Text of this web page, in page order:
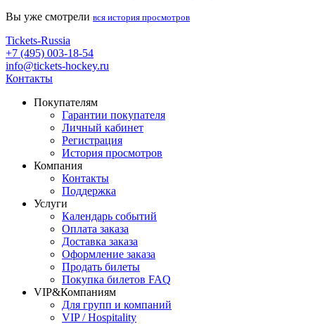
Вы уже смотрели вся история просмотров
Tickets-Russia
+7 (495) 003-18-54
info@tickets-hockey.ru
Контакты
Покупателям
Гарантии покупателя
Личный кабинет
Регистрация
История просмотров
Компания
Контакты
Поддержка
Услуги
Календарь событий
Оплата заказа
Доставка заказа
Оформление заказа
Продать билеты
Покупка билетов FAQ
VIP&Компаниям
Для групп и компаний
VIP / Hospitality